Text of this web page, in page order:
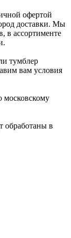
офертой
доставки. Мы
в ассортименте
тумблер
вам условия
московскому
обработаны в